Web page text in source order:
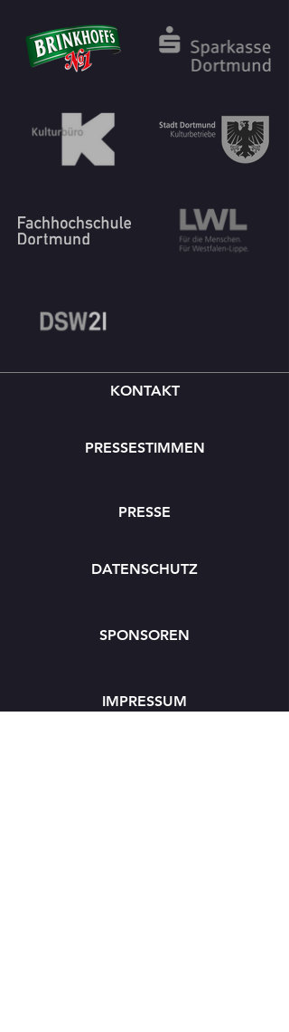
KONTAKT
PRESSESTIMMEN
PRESSE
DATENSCHUTZ
SPONSOREN
IMPRESSUM